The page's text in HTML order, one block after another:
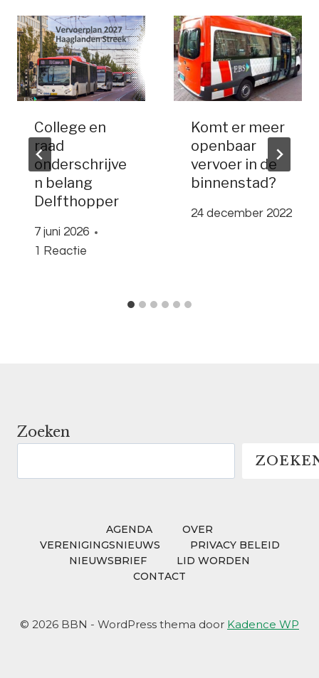
College en
raad
onderschrijve
n belang
Delfthopper
7 juni 2026
1 Reactie
Komt er meer
openbaar
vervoer in de
binnenstad?
24 december 2022
Zoeken
AGENDA
OVER
VERENIGINGSNIEUWS
PRIVACY BELEID
NIEUWSBRIEF
LID WORDEN
CONTACT
© 2026 BBN - WordPress thema door Kadence WP